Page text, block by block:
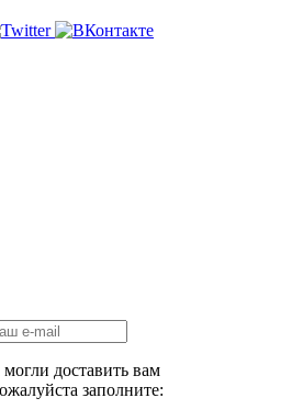
доставить вам
заполните: